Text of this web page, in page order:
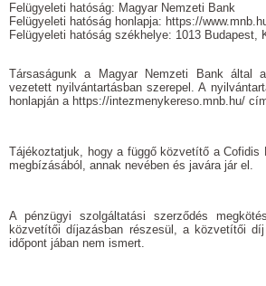
Felügyeleti hatóság: Magyar Nemzeti Bank
Felügyeleti hatóság honlapja: https://
Felügyeleti hatóság székhelye: 1013 Budapest,
Társaságunk a Magyar Nemzeti Bank által
vezetett nyilvántartásban szerepel. A
honlapján a https://intezmenykereso.mnb.hu/
Tájékoztatjuk, hogy a függő közvetítő a Cofidis
megbízásából, annak nevében és javára jár el.
A pénzügyi szolgáltatási szerződés
közvetítői díjazásban részesül, a közvetítői
időpont­ jában nem ismert.